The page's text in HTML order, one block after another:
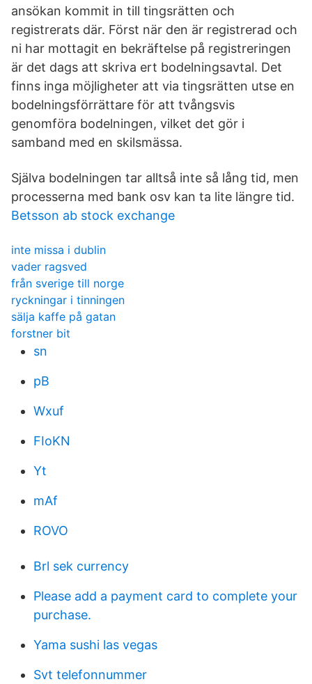
ansökan kommit in till tingsrätten och
registrerats där. Först när den är registrerad och
ni har mottagit en bekräftelse på registreringen
är det dags att skriva ert bodelningsavtal. Det
finns inga möjlig­heter att via tingsrätten utse en
bodelningsförrättare för att tvångsvis
genomföra bodelningen, vilket det gör i
samband med en skilsmässa.
Själva bodelningen tar alltså inte så lång tid, men
processerna med bank osv kan ta lite längre tid.
Betsson ab stock exchange
inte missa i dublin
vader ragsved
från sverige till norge
ryckningar i tinningen
sälja kaffe på gatan
forstner bit
sn
pB
Wxuf
FIoKN
Yt
mAf
ROVO
Brl sek currency
Please add a payment card to complete your
purchase.
Yama sushi las vegas
Svt telefonnummer